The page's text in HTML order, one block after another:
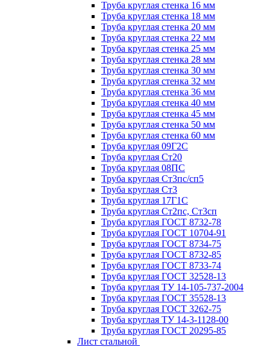
Труба круглая стенка 16 мм
Труба круглая стенка 18 мм
Труба круглая стенка 20 мм
Труба круглая стенка 22 мм
Труба круглая стенка 25 мм
Труба круглая стенка 28 мм
Труба круглая стенка 30 мм
Труба круглая стенка 32 мм
Труба круглая стенка 36 мм
Труба круглая стенка 40 мм
Труба круглая стенка 45 мм
Труба круглая стенка 50 мм
Труба круглая стенка 60 мм
Труба круглая 09Г2С
Труба круглая Ст20
Труба круглая 08ПС
Труба круглая Ст3пс/сп5
Труба круглая Ст3
Труба круглая 17Г1С
Труба круглая Ст2пс, Ст3сп
Труба круглая ГОСТ 8732-78
Труба круглая ГОСТ 10704-91
Труба круглая ГОСТ 8734-75
Труба круглая ГОСТ 8732-85
Труба круглая ГОСТ 8733-74
Труба круглая ГОСТ 32528-13
Труба круглая ТУ 14-105-737-2004
Труба круглая ГОСТ 35528-13
Труба круглая ГОСТ 3262-75
Труба круглая ТУ 14-3-1128-00
Труба круглая ГОСТ 20295-85
Лист стальной